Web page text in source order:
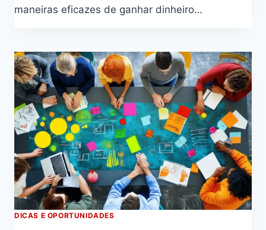
maneiras eficazes de ganhar dinheiro…
DICAS E OPORTUNIDADES